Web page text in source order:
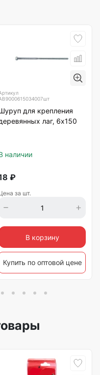
для крепления
лаг, 6х150
наличии
₽
за шт.
В корзину
Купить по оптовой цене